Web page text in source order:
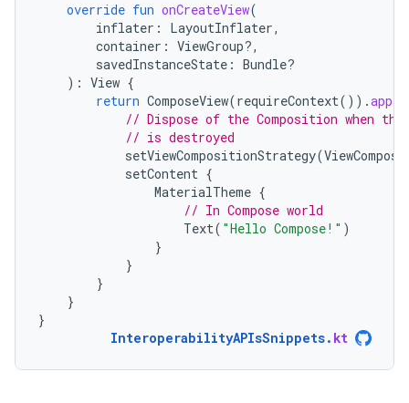
override fun onCreateView(
inflater : LayoutInflater,
container : ViewGroup?,
savedInstanceState : Bundle?
): View {
return ComposeView(requireContext()).apply
// Dispose of the Composition when
// is destroyed
setViewCompositionStrategy(
setContent {
MaterialTheme {
// In Compose world
Text( "Hello Compose!" )
}
}
}
}
}
InteroperabilityAPIsSnippets. kt